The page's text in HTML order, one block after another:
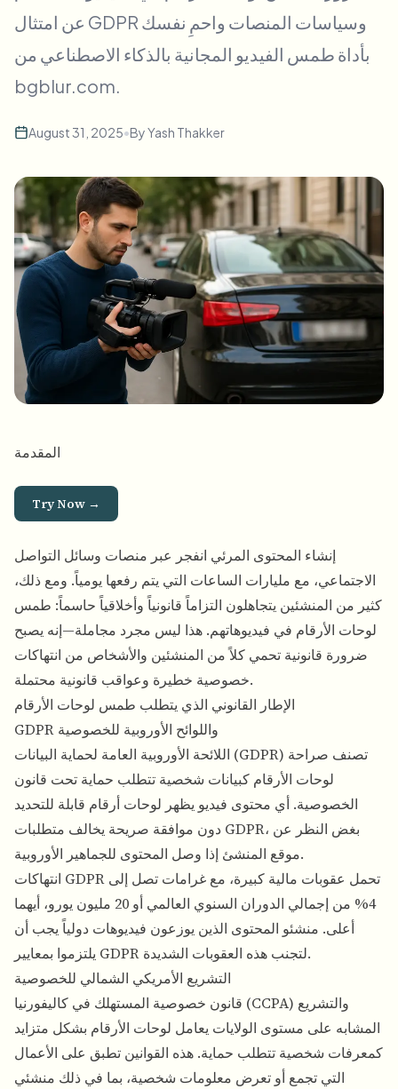
تبديل الوجه - فيديو
ذكاء الفيديو
طمس فيديوهات بالجملة
طمس الوجه بالجملة
خطوط أنابيب عالية الإنتاجية
مناطق المؤسسات والسياسات والمراجعة
API & SDK
نموذج الاتصال
ذكاء الفيديو
إزالة الخلفية بالجملة
عن امتثال GDPR وسياسات المنصات واحمِ نفسك
بأداة طمس الفيديو المجانية بالذكاء الاصطناعي من
bgblur.com.
August 31, 2025•ByYash Thakker
المقدمة
Try Now →
إنشاء المحتوى المرئي انفجر عبر منصات وسائل التواصل
الاجتماعي، مع مليارات الساعات التي يتم رفعها يومياً. ومع ذلك،
كثير من المنشئين يتجاهلون التزاماً قانونياً وأخلاقياً حاسماً: طمس
لوحات الأرقام في فيديوهاتهم. هذا ليس مجرد مجاملة—إنه يصبح
ضرورة قانونية تحمي كلاً من المنشئين والأشخاص من انتهاكات
خصوصية خطيرة وعواقب قانونية محتملة.
الإطار القانوني الذي يتطلب طمس لوحات الأرقام
GDPR واللوائح الأوروبية للخصوصية
اللائحة الأوروبية العامة لحماية البيانات (GDPR) تصنف صراحة
لوحات الأرقام كبيانات شخصية تتطلب حماية تحت قانون
الخصوصية. أي محتوى فيديو يظهر لوحات أرقام قابلة للتحديد
دون موافقة صريحة يخالف متطلبات GDPR، بغض النظر عن
موقع المنشئ إذا وصل المحتوى للجماهير الأوروبية.
انتهاكات GDPR تحمل عقوبات مالية كبيرة، مع غرامات تصل إلى
4% من إجمالي الدوران السنوي العالمي أو 20 مليون يورو، أيهما
أعلى. منشئو المحتوى الذين يوزعون فيديوهات دولياً يجب أن
يلتزموا بمعايير GDPR لتجنب هذه العقوبات الشديدة.
التشريع الأمريكي الشمالي للخصوصية
قانون خصوصية المستهلك في كاليفورنيا (CCPA) والتشريع
المشابه على مستوى الولايات يعامل لوحات الأرقام بشكل متزايد
كمعرفات شخصية تتطلب حماية. هذه القوانين تطبق على الأعمال
التي تجمع أو تعرض معلومات شخصية، بما في ذلك منشئي